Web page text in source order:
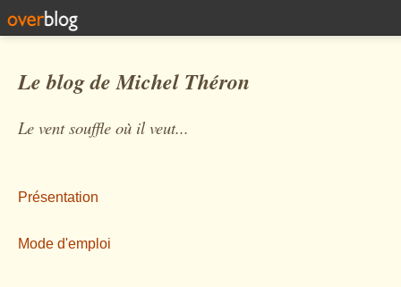
Le blog de Michel Théron
Le vent souffle où il veut...
Présentation
Mode d'emploi